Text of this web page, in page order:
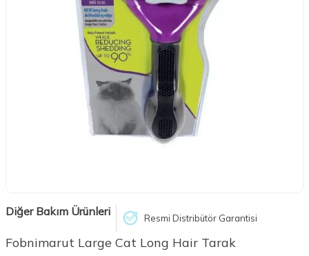
Diğer Bakım Ürünleri Resmi Distribütör Garantisi
Fobnimarut Large Cat Long Hair Tarak